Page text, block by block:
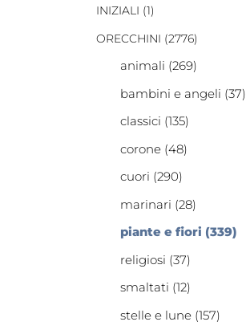
INIZIALI (1)
ORECCHINI (2776)
animali (269)
bambini e angeli (37)
classici (135)
corone (48)
cuori (290)
marinari (28)
piante e fiori (339)
religiosi (37)
smaltati (12)
stelle e lune (157)